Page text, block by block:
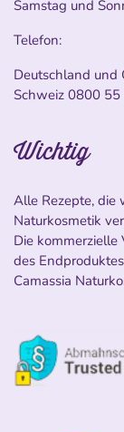
Samstag und
Telefon:
Deutschland und
Schweiz 0800 55
Wichtig
Alle Rezepte, die
Naturkosmetik
Die
des
Camassia